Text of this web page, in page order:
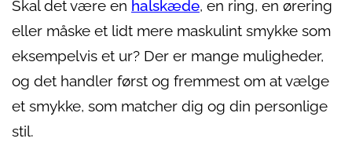
Skal det være en halskæde, en ring, en ørering
eller måske et lidt mere maskulint smykke som
eksempelvis et ur? Der er mange muligheder,
og det handler først og fremmest om at vælge
et smykke, som matcher dig og din personlige
stil.